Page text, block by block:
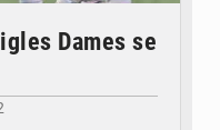
Dames se